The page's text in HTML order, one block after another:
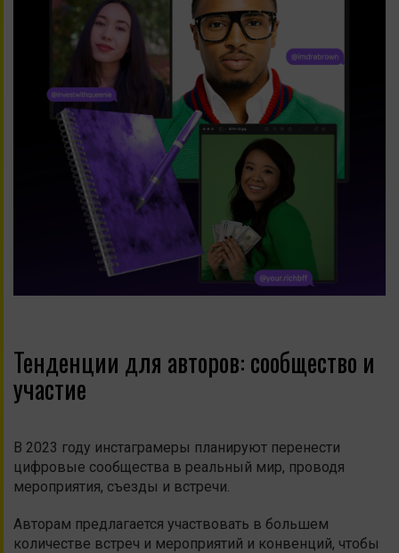
Тенденции для авторов: сообщество и
участие
В 2023 году инстаграмеры планируют перенести
цифровые сообщества в реальный мир, проводя
мероприятия, съезды и встречи.
Авторам предлагается участвовать в большем
количестве встреч и мероприятий и конвенций, чтобы